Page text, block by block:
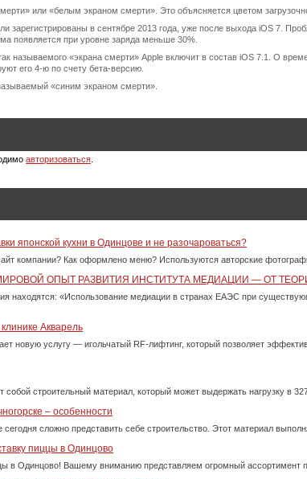
или «белым экраном смерти». Это объясняется цветом
зарегистрированы в сентябре 2013 года, уже после выхода iOS 7.
появляется при уровне заряда меньше 30%.
называемого «экрана смерти» Apple включит в состав iOS 7.1. О
его 4-ю по счету бета-версию.
«синим экраном смерти».
авторизоваться
японской кухни в Одинцове и не разочароваться?
компании? Как оформлено меню? Используются авторские
ОПЫТ РАЗВИТИЯ ИНСТИТУТА МЕДИАЦИИ — ОТ
находятся: «Использование медиации в странах ЕАЭС при
Акварель
новую услугу — игольчатый RF-лифтинг, который позволяет
собой строительный материал, который может выдержать нагрузку в
– особенности
сегодня сложно представить себе строительство. Этот материал
пиццы в Одинцово
в Одинцово! Вашему вниманию представляем огромный ассортимент